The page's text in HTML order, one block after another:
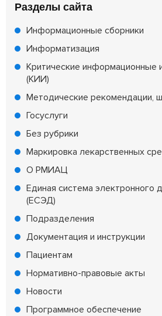
Разделы сайта
Информационные сборники
Информатизация
Критические информационные
(КИИ)
Методические рекомендации,
Госуслуги
Без рубрики
Маркировка лекарственных
О РМИАЦ
Единая система электронного
(ЕСЭД)
Подразделения
Документация и инструкции
Пациентам
Нормативно-правовые акты
Новости
Программное обеспечение